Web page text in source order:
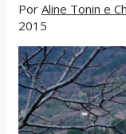
PorAline Tonin e
2015